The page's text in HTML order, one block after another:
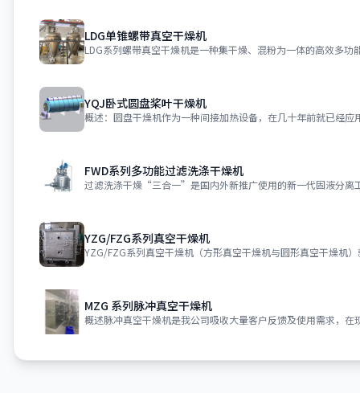
LDG单锥螺带真空干燥机
YQJ卧式圆盘桨叶干燥机
FWD系列多功能过滤洗涤干燥机
YZG/FZG系列真空干燥机
MZG 系列脉冲真空干燥机